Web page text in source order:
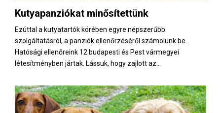
Kutyapanziókat minősítettünk
Ezúttal a kutyatartók körében egyre népszerűbb
szolgáltatásról, a panziók ellenőrzéséről számolunk be.
Hatósági ellenőreink 12 budapesti és Pest vármegyei
létesítményben jártak. Lássuk, hogy zajlott az...